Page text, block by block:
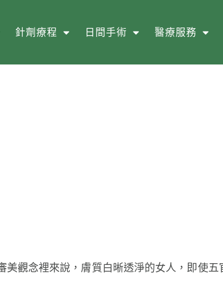
針劑療程 日間手術 醫療服務
觀念裡來說，膚質白晰透淨的女人，即使